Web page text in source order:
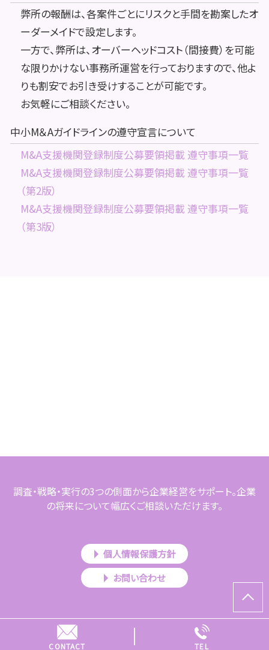
弊所の報酬は、各案件ごとにリスクと手間を勘案したオ
ーダーメイドで設定します。
一方で、弊所は、オーバーヘッドコスト（間接費）を可能
な限りかけない事務所運営を行っておりますので、他よ
りも割安でお引き受けすることが可能です。
お気軽にご相談ください。
中小M＆Aガイドラインの遵守宣言について
M&A支援機関登録制度公募要領掲載 遵守事項一覧
M&A支援機関登録制度公募要領掲載 遵守事項一覧
（第2版）
M&A支援機関登録制度公募要領掲載 遵守事項一覧
（第3版）
調査・戦略・実行の3つの側面から企業経営をサポート。企業
の将来について幅広くご相談いただけます。
個人情報保護方針
お問い合わせ
Copyright © 高橋公認会計士・税理士事務所